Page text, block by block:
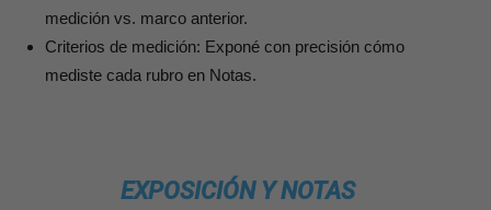
medición vs. marco anterior.
Criterios de medición: Exponé con precisión cómo
mediste cada rubro en Notas.
EXPOSICIÓN Y NOTAS